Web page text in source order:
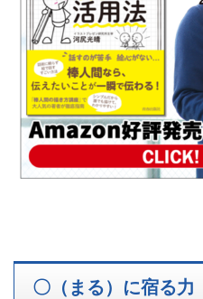
〇（まる）に宿る力